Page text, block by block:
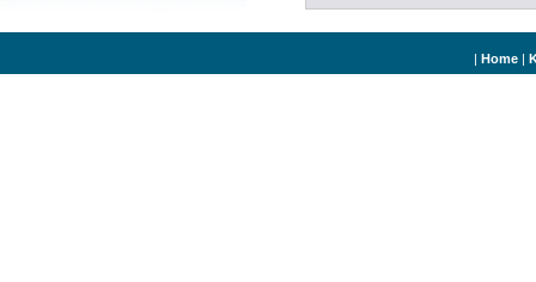
| Home|